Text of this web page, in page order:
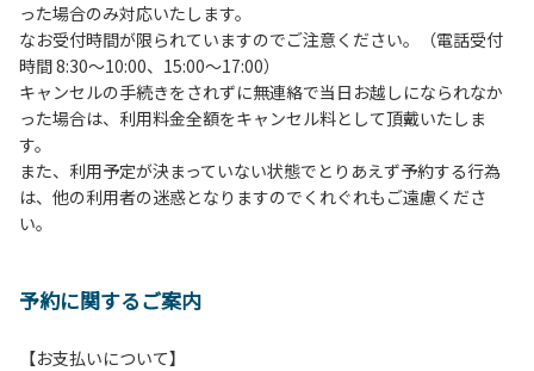
管理棟にてチェックインの手続きを行ってください。午後3
時前にお越しの方は、午後3時になりましたら管理棟にて手
続きを行ってください。午後5時過ぎにお越しの方は、翌朝
手続きを行ってください。
４、車両は、荷物の積み下ろし時以外は、駐車場にとめてく
ださい。
５、チェックアウトは、午前10時まで（日帰り使用の場合は
午後5時まで）です。チェックインの手続きを行っていない
方や使用人数が増えた場合は、必ず手続きを行ってくださ
ら午前10時までの間にゴミステーションに出してください。
は、お持ち帰りをお願いします。
った場合のみ対応いたします。
なお受付時間が限られていますのでご注意ください。（電話受付
時間 8:30～10:00、15:00～17:00）
キャンセルの手続きをされずに無連絡で当日お越しになられなか
った場合は、利用料金全額をキャンセル料として頂戴いたしま
す。
また、利用予定が決まっていない状態でとりあえず予約する行為
は、他の利用者の迷惑となりますのでくれぐれもご遠慮くださ
い。
予約に関するご案内
【お支払いについて】